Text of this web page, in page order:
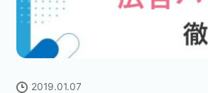
2019.01.07